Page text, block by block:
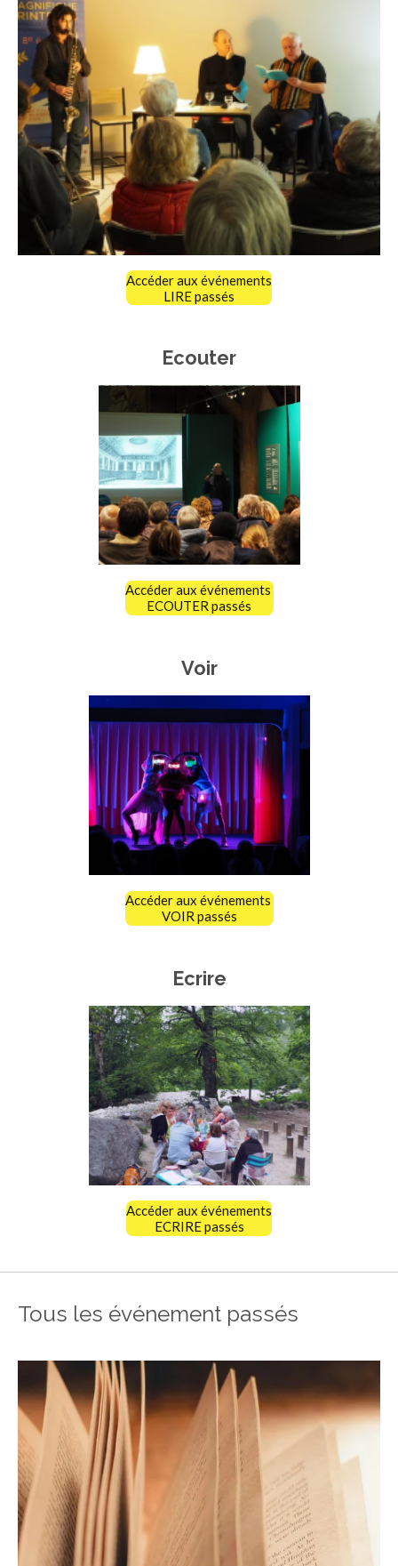
Accéder aux événements
LIRE passés
Ecouter
Accéder aux événements
ECOUTER passés
Voir
Accéder aux événements
VOIR passés
Ecrire
Accéder aux événements
ECRIRE passés
Tous les événement passés